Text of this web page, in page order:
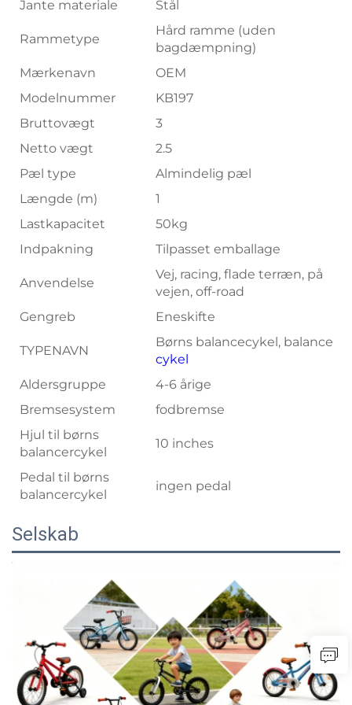
Jante materiale Stål
Rammetype
Hård ramme (uden
bagdæmpning)
Mærkenavn
OEM
Modelnummer
KB197
Bruttovægt
3
Netto vægt
2.5
Pæl type
Almindelig pæl
Længde (m)
1
Lastkapacitet
50kg
Indpakning
Tilpasset emballage
Anvendelse
Vej, racing, flade terræn, på
vejen, off-road
Gengreb
Eneskifte
TYPENAVN
Børns balancecykel, balance
cykel
Aldersgruppe
4-6 årige
Bremsesystem
fodbremse
Hjul til børns
balancercykel
10 inches
Pedal til børns
balancercykel
ingen pedal
Selskab